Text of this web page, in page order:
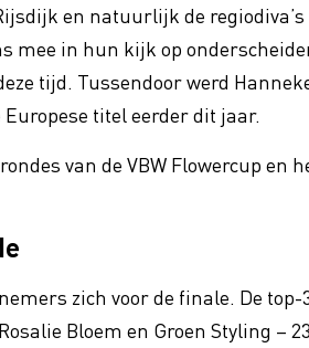
en natuurlijk de
mee in hun kijk op
tijd. Tussendoor werd
titel eerder dit jaar.
van de VBW Flowercup en
zich voor de finale. De
Bloem en Groen Styling –